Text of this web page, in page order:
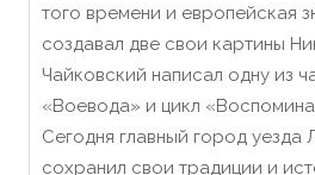
того времени и европейская
создавал две свои картины
Чайковский написал одну из
«Воевода» и цикл
Сегодня главный город уезда
сохранил свои традиции и